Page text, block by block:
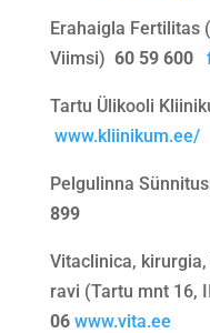
Erahaigla Fertilitas
Viimsi) 60 59 600
Tartu Ülikooli
www.kliinikum.ee/
Pelgulinna
899
Vitaclinica,
ravi (Tartu mnt 16,
06 www.vita.ee